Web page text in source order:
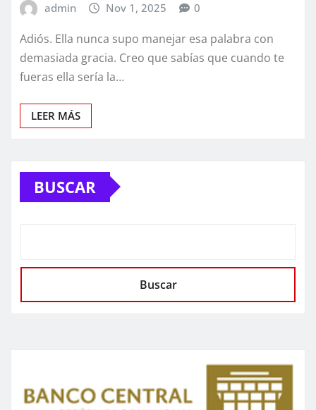
admin Nov 1, 2025 0
Adiós. Ella nunca supo manejar esa palabra con
demasiada gracia. Creo que sabías que cuando te
fueras ella sería la…
LEER MÁS
BUSCAR
Buscar